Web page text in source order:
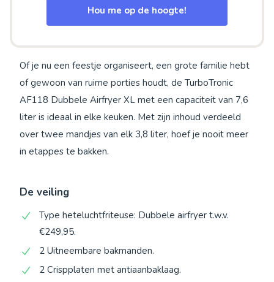
Hou me op de hoogte!
Of je nu een feestje organiseert, een grote familie hebt
of gewoon van ruime porties houdt, de TurboTronic
AF118 Dubbele Airfryer XL met een capaciteit van 7,6
liter is ideaal in elke keuken. Met zijn inhoud verdeeld
over twee mandjes van elk 3,8 liter, hoef je nooit meer
in etappes te bakken.
De veiling
Type heteluchtfriteuse: Dubbele airfryer t.w.v.
€249,95.
2 Uitneembare bakmanden.
2 Crispplaten met antiaanbaklaag.